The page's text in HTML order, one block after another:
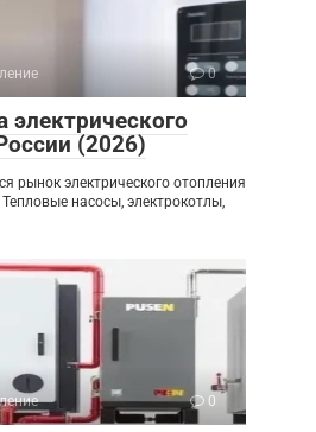
0
(2026)
рынок электрического отопления
насосы, электрокотлы,
0